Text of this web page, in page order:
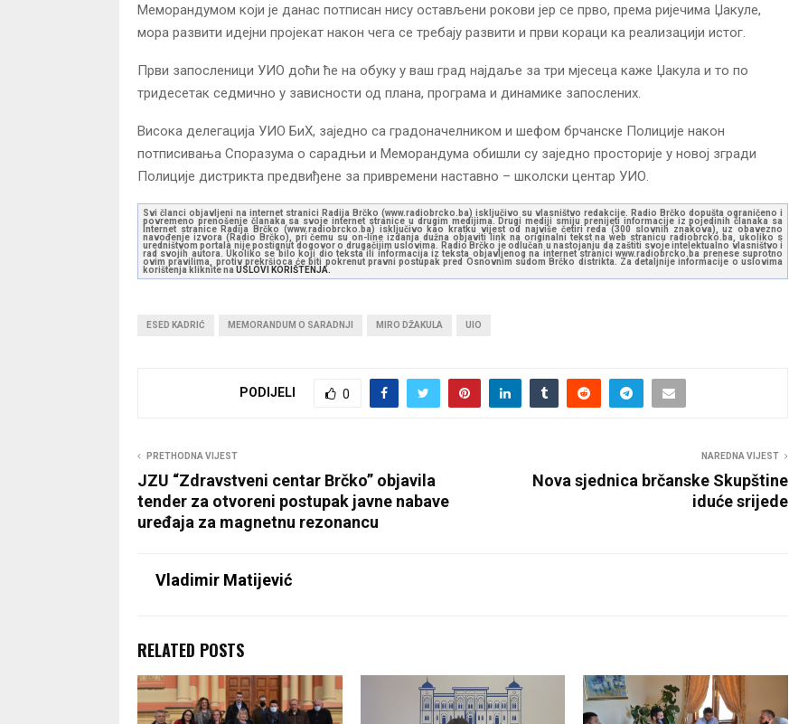
Меморандумом који је данас потписан нису остављени рокови јер се прво, према ријечима Џакуле,
мора развити идејни пројекат након чега се требају развити и први кораци ка реализацији истог.
Први запосленици УИО доћи ће на обуку у ваш град најдаље за три мјесеца каже Џакула и то по
тридесетак седмично у зависности од плана, програма и динамике запослених.
Висока делегација УИО БиХ, заједно са градоначелником и шефом брчанске Полиције након
потписивања Споразума о сарадњи и Меморандума обишли су заједно просторије у новој згради
Полиције дистрикта предвиђене за привремени наставно – школски центар УИО.
Svi članci objavljeni na internet stranici Radija Brčko (www.radiobrcko.ba) isključivo su vlasništvo redakcije. Radio Brčko dopušta ograničeno i
povremeno prenošenje članaka sa svoje internet stranice u drugim medijima. Drugi mediji smiju prenijeti informacije iz pojedinih članaka sa
Internet stranice Radija Brčko (www.radiobrcko.ba) isključivo kao kratku vijest od najviše četiri reda (300 slovnih znakova), uz obavezno
navođenje izvora (Radio Brčko), pri čemu su on-line izdanja dužna objaviti link na originalni tekst na web stranicu radiobrcko.ba, ukoliko s
uredništvom portala nije postignut dogovor o drugačijim uslovima. Radio Brčko je odlučan u nastojanju da zaštiti svoje intelektualno vlasništvo i
rad svojih autora. Ukoliko se bilo koji dio teksta ili informacija iz teksta objavljenog na internet stranici www.radiobrcko.ba prenese suprotno
ovim pravilima, protiv prekršioca će biti pokrenut pravni postupak pred Osnovnim sudom Brčko distrikta. Za detaljnije informacije o uslovima
korištenja kliknite na USLOVI KORIŠTENJA.
ESED KADRIĆ MEMORANDUM O SARADNJI MIRO DŽAKULA UIO
PODIJELI 0
PRETHODNA VIJEST
JZU “Zdravstveni centar Brčko” objavila
tender za otvoreni postupak javne nabave
uređaja za magnetnu rezonancu
NAREDNA VIJEST
Nova sjednica brčanske Skupštine
iduće srijede
Vladimir Matijević
RELATED POSTS